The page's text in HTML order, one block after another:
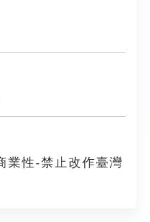
業性-禁止改作臺灣